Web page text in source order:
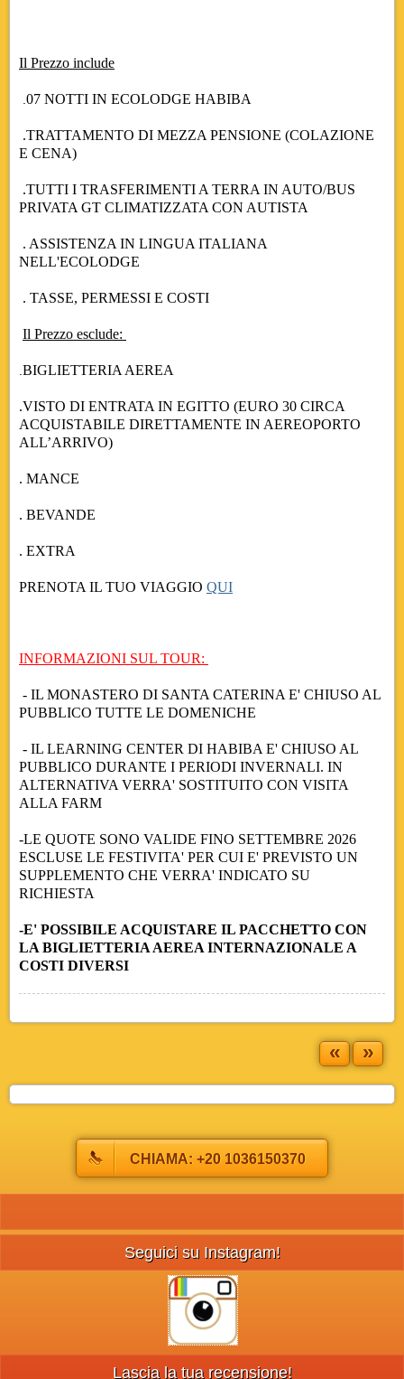
Il Prezzo include
.07 NOTTI IN ECOLODGE HABIBA
.TRATTAMENTO DI MEZZA PENSIONE (COLAZIONE
E CENA)
.TUTTI I TRASFERIMENTI A TERRA IN AUTO/BUS
PRIVATA GT CLIMATIZZATA CON AUTISTA
. ASSISTENZA IN LINGUA ITALIANA
NELL'ECOLODGE
. TASSE, PERMESSI E COSTI
Il Prezzo esclude:
.BIGLIETTERIA AEREA
.VISTO DI ENTRATA IN EGITTO (EURO 30 CIRCA
ACQUISTABILE DIRETTAMENTE IN AEREOPORTO
ALL’ARRIVO)
. MANCE
. BEVANDE
. EXTRA
PRENOTA IL TUO VIAGGIO QUI
INFORMAZIONI SUL TOUR:
- IL MONASTERO DI SANTA CATERINA E' CHIUSO AL
PUBBLICO TUTTE LE DOMENICHE
- IL LEARNING CENTER DI HABIBA E' CHIUSO AL
PUBBLICO DURANTE I PERIODI INVERNALI. IN
ALTERNATIVA VERRA' SOSTITUITO CON VISITA
ALLA FARM
-LE QUOTE SONO VALIDE FINO SETTEMBRE 2026
ESCLUSE LE FESTIVITA' PER CUI E' PREVISTO UN
SUPPLEMENTO CHE VERRA' INDICATO SU
RICHIESTA
-E' POSSIBILE ACQUISTARE IL PACCHETTO CON
LA BIGLIETTERIA AEREA INTERNAZIONALE A
COSTI DIVERSI
« »
CHIAMA: +20 1036150370
Seguici su Instagram!
Lascia la tua recensione!